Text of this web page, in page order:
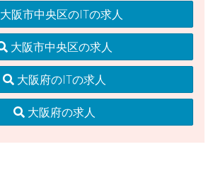
大阪市中央区のITの求人
大阪市中央区の求人
大阪府のITの求人
大阪府の求人